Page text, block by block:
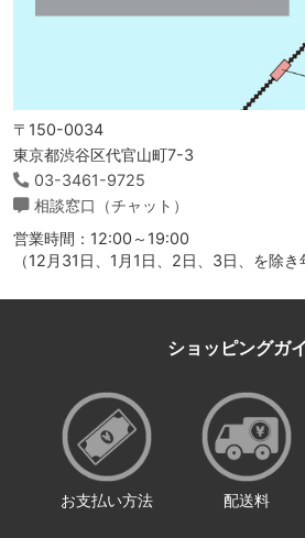
〒150-0034
東京都渋谷区代官山町7-3
03-3461-9725
相談窓口（チャット）
営業時間：12:00～19:00
（12月31日、1月1日、2日、3日、を除き
ショッピングガ
お支払い方法 配送料